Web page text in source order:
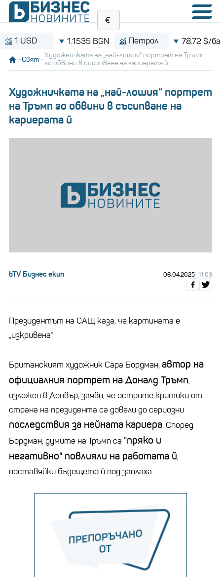
1.1535 BGN Петрол 78.72 $/барел
Свят
Художничката на „най-лошия“ портрет на Тръмп
го обвини в съсипване на кариерата й
Художничката на „най-лошия“ портрет
на Тръмп го обвини в съсипване на
кариерата й
bTV Бизнес екип 06.04.2025 11:03
Президентът на САЩ каза, че картината е
„изкривена“
Британският художник Сара Бордман, автор на
официалния портрет на Доналд Тръмп,
изложен в Денвър, заяви, че острите критики от
страна на президента са довели до сериозни
последствия за нейната кариера. Според
Бордман, думите на Тръмп са "пряко и
негативно" повлияли на работата й,
поставяйки бъдещето й под заплаха.